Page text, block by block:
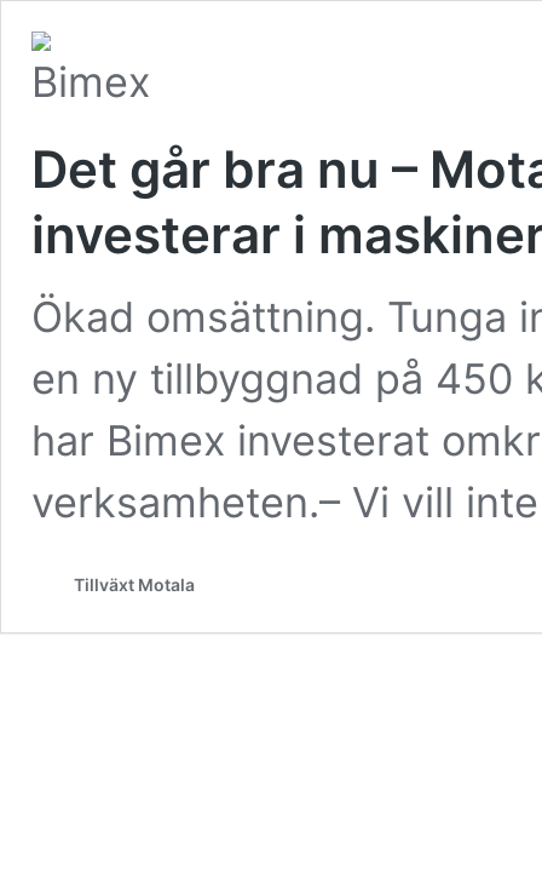
Det går bra nu –
investerar i
Ökad omsättning. Tunga
en ny tillbyggnad på 450
har Bimex investerat
verksamheten.– Vi vill
Tillväxt Motala